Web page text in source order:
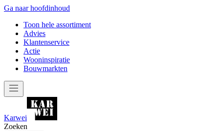
Ga naar hoofdinhoud
Toon hele assortiment
Advies
Klantenservice
Actie
Wooninspiratie
Bouwmarkten
Karwei
Zoeken